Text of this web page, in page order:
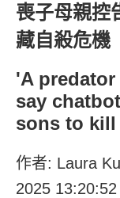
喪子母親控
藏自殺危機
'A
say
sons to kill
作者: Laura
2025